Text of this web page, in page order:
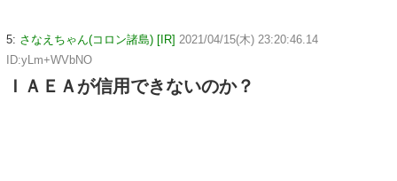
5: さなえちゃん(コロン諸島) [IR] 2021/04/15(木) 23:20:46.14
ID:yLm+WVbNO
ＩＡＥＡが信用できないのか？